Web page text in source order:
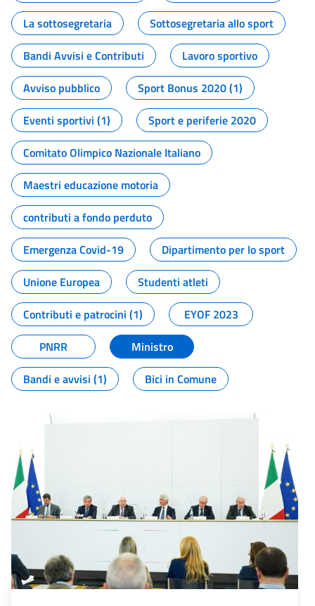
La sottosegretaria
Sottosegretaria allo sport
Bandi Avvisi e Contributi
Lavoro sportivo
Avviso pubblico
Sport Bonus 2020 (1)
Eventi sportivi (1)
Sport e periferie 2020
Comitato Olimpico Nazionale Italiano
Maestri educazione motoria
contributi a fondo perduto
Emergenza Covid-19
Dipartimento per lo sport
Unione Europea
Studenti atleti
Contributi e patrocini (1)
EYOF 2023
PNRR
Ministro
Bandi e avvisi (1)
Bici in Comune